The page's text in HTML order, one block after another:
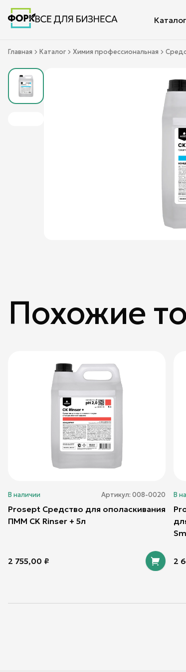
Каталог
Главная Каталог Химия профессиональная
Похожие
В наличии Артикул: 008-0020
Prosept Средство для ополаскивания
ПММ CK Rinser + 5л
2 755,00 ₽
В
2